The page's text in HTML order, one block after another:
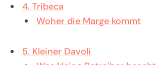
4. Tribeca
Woher die Marge kommt
5. Kleiner Davoli